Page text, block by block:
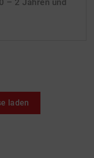
– 2 Jahren und
laden